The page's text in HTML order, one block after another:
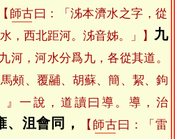
【 師古曰：「泲本濟水之字，從
，西北距河。泲音姊。」】
九
河，河水分爲九，各從其道。
頰、覆鬴、胡蘇、簡、絜、鉤
一說，道讀曰導。導，治
沮會同， 【 師古曰：「雷